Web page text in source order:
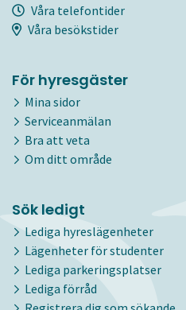
Våra telefontider
Våra besökstider
För hyresgäster
Mina sidor
Serviceanmälan
Bra att veta
Om ditt område
Sök ledigt
Lediga hyreslägenheter
Lägenheter för studenter
Lediga parkeringsplatser
Lediga förråd